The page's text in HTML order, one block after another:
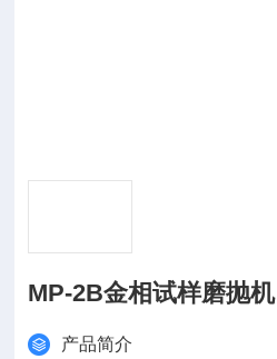
MP-2B金相试样磨抛机
产品简介